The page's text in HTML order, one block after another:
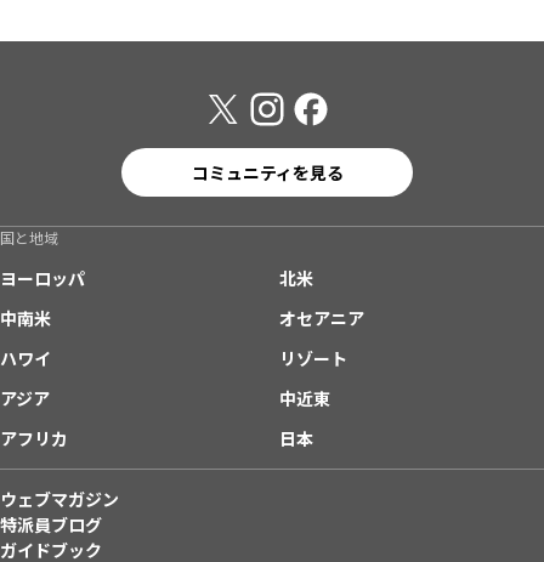
コミュニティを見る
国と地域
ヨーロッパ
北米
中南米
オセアニア
ハワイ
リゾート
アジア
中近東
アフリカ
日本
ウェブマガジン
特派員ブログ
ガイドブック